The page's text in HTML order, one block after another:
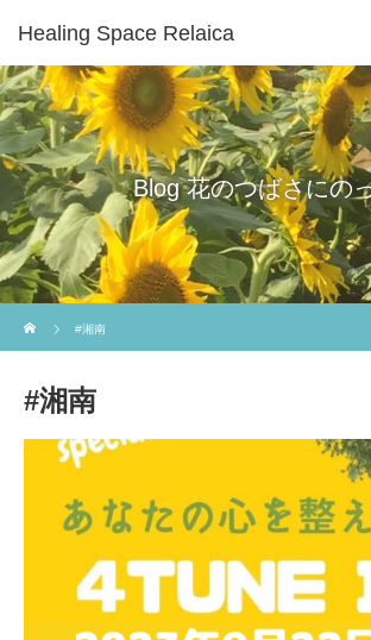
Healing Space Relaica
Blog 花のつばさにの
#湘南
#湘南